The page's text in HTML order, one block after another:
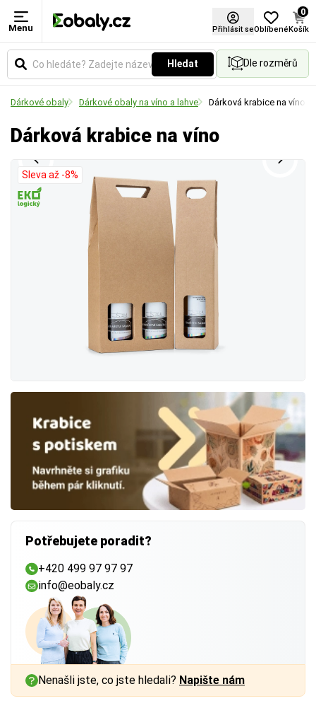
Menu Přihlásit seOblíbené
0
Košík
Hledat Dle rozměrů
Dárkové obaly Dárkové obaly na víno a lahve Dárková krabice na víno
Dárková krabice na víno
Potřebujete poradit?
+420 499 97 97 97
info@eobaly.cz
Nenašli jste, co jste hledali? Napište nám
Sleva až -8%
Provedení
Označuje specifickou úpravu, strukturu nebo
povrchovou texturu či sníženou hlučnost).